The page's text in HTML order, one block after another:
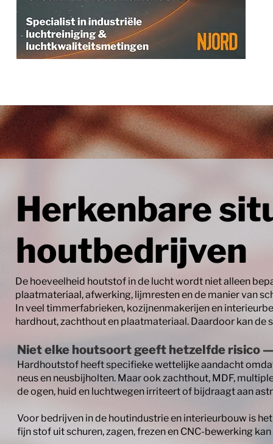
Herkenbare
houtbedrijven
De hoeveelheid houtstof in de lucht wordt niet alleen
plaatmateriaal, afwerking, lijmresten en de manier van
In veel timmerfabrieken, kozijnenmakerijen en
hardhout, zachthout en plaatmateriaal. Daardoor kan
Niet elke houtsoort geeft hetzelfde risico
Hardhoutstof heeft specifieke wettelijke aandacht
neus en neusbijholten. Maar ook zachthout, MDF,
de ogen, huid en luchtwegen irriteert of bijdraagt aan
Voor bedrijven in de houtindustrie en interieurbouw is
fijn stof uit schuren, zagen, frezen en CNC-bewerking